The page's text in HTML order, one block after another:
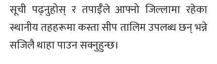
सूची पढ्नुहोस् र तपाईँले आफ्नो जिल्लामा रहेका
स्थानीय तहहरूमा कस्ता सीप तालिम उपलब्ध छन् भन्ने
सजिलै थाहा पाउन सक्नुहुन्छ।